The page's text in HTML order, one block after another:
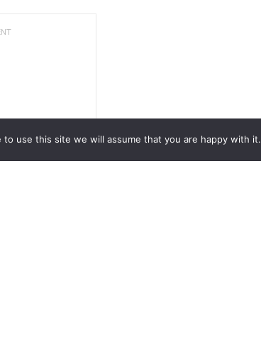
use this site we will assume that you are happy with it.